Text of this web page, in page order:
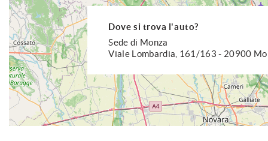
Dove si trova l'auto?
Sede di Monza
Viale Lombardia, 161/163 - 20900